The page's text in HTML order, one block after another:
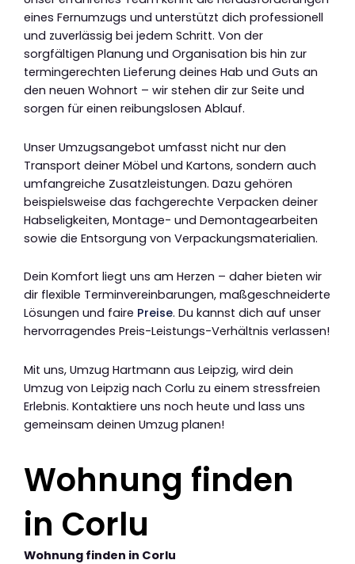
eines Fernumzugs und unterstützt dich professionell
und zuverlässig bei jedem Schritt. Von der
sorgfältigen Planung und Organisation bis hin zur
termingerechten Lieferung deines Hab und Guts an
den neuen Wohnort – wir stehen dir zur Seite und
sorgen für einen reibungslosen Ablauf.
Unser Umzugsangebot umfasst nicht nur den
Transport deiner Möbel und Kartons, sondern auch
umfangreiche Zusatzleistungen. Dazu gehören
beispielsweise das fachgerechte Verpacken deiner
Habseligkeiten, Montage- und Demontagearbeiten
sowie die Entsorgung von Verpackungsmaterialien.
Dein Komfort liegt uns am Herzen – daher bieten wir
dir flexible Terminvereinbarungen, maßgeschneiderte
Lösungen und faire Preise. Du kannst dich auf unser
hervorragendes Preis-Leistungs-Verhältnis verlassen!
Mit uns, Umzug Hartmann aus Leipzig, wird dein
Umzug von Leipzig nach Corlu zu einem stressfreien
Erlebnis. Kontaktiere uns noch heute und lass uns
gemeinsam deinen Umzug planen!
Wohnung finden
in Corlu
Wohnung finden in Corlu